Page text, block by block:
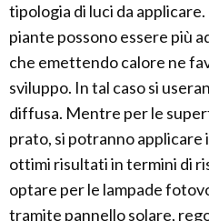
tipologia di luci da
piante possono essere più
che emettendo calore ne
sviluppo. In tal caso si
diffusa. Mentre per le
prato, si potranno
ottimi risultati in termini di
optare per le lampade
tramite pannello solare,